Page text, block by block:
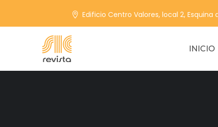
Edificio Centro Valores, local 2, Esquina
INICIO